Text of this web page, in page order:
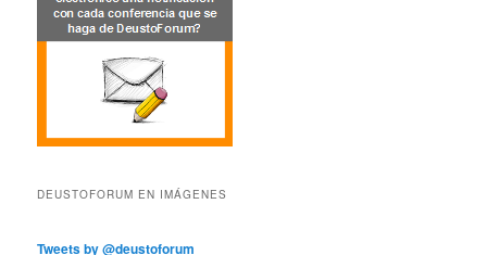
DEUSTOFORUM EN IMÁGENES
Tweets by @deustoforum